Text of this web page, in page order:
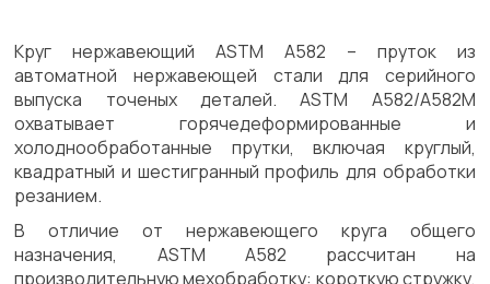
Круг нержавеющий ASTM A582 – пруток из
автоматной нержавеющей стали для серийного
выпуска точеных деталей. ASTM A582/A582M
охватывает горячедеформированные и
холоднообработанные прутки, включая круглый,
квадратный и шестигранный профиль для обработки
резанием.
В отличие от нержавеющего круга общего
назначения, ASTM A582 рассчитан на
производительную мехобработку: короткую стружку,